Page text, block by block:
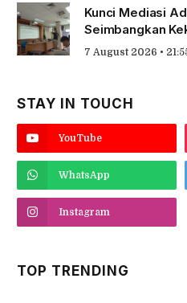
Kunci Mediasi
Seimbangkan
7 August 2026 •
STAY IN TOUCH
YouTube
WhatsApp
Instagram
TOP TRENDING